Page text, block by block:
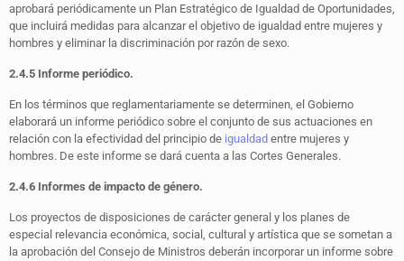
aprobará periódicamente un Plan Estratégico de Igualdad de Oportunidades,
que incluirá medidas para alcanzar el objetivo de igualdad entre mujeres y
hombres y eliminar la discriminación por razón de sexo.
2.4.5 Informe periódico.
En los términos que reglamentariamente se determinen, el Gobierno
elaborará un informe periódico sobre el conjunto de sus actuaciones en
relación con la efectividad del principio de igualdad entre mujeres y
hombres. De este informe se dará cuenta a las Cortes Generales.
2.4.6 Informes de impacto de género.
Los proyectos de disposiciones de carácter general y los planes de
especial relevancia económica, social, cultural y artística que se sometan a
la aprobación del Consejo de Ministros deberán incorporar un informe sobre